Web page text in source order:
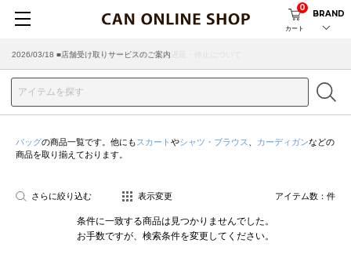
カート
0
BRAND
2026/07/29 ■【お知らせ】ヤマト運輸の配送遅延・停止について
2026/03/18 ■店舗受け取りサービスのご案内
バッグの商品一覧です。他にも スカート やシャツ・ブラウス カーディガンなどの
商品を取り揃えております。
さらに絞り込む 表示変更 アイテム数： 件
条件に一致する商品は見つかりませんでした。
お手数ですが、検索条件を変更してください。